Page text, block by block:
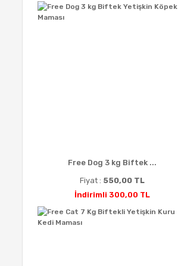
Free Dog 3 kg Biftek ...
Fiyat : 550,00 TL
İndirimli 300,00 TL